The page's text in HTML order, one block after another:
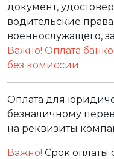
документ,
водительские
военнослужащего,
Важно! Оплата
без комиссии.
Оплата для
безналичному
на реквизиты
Важно! Срок оплаты